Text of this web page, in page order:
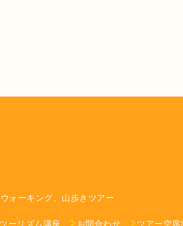
ウォーキング、山歩きツアー
ーリズム講座 お問合わせ ツアー空席